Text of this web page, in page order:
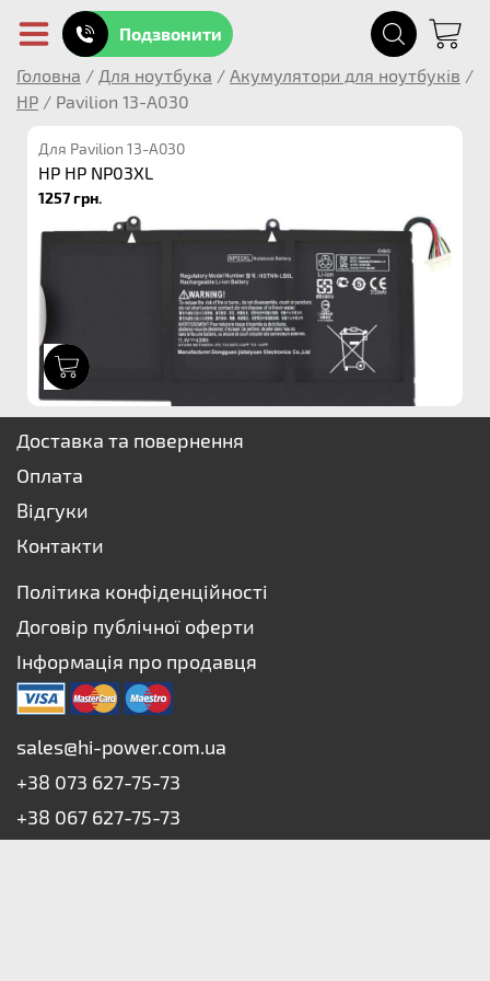
Подзвонити
Головна / Для ноутбука / Акумулятори для ноутбуків /
HP / Pavilion 13-A030
Для Pavilion 13-A030
HP HP NP03XL
1257 грн.
Доставка та повернення
Оплата
Відгуки
Контакти
Політика конфіденційності
Договір публічної оферти
Інформація про продавця
sales@hi-power.com.ua
+38 073 627-75-73
+38 067 627-75-73